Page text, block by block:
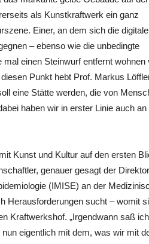
als Kunstkraftwerk ein ganz
Einer, an dem sich die digitale
– ebenso wie die unbedingte
einen Steinwurf entfernt wohnen
Punkt hebt Prof. Markus
eine Stätte werden, die von
haben wir in erster Linie auch an
Kunst und Kultur auf den ersten
genauer gesagt der
(IMISE) an der
Herausforderungen sucht – womit
Kraftwerkshof. „Irgendwann saß
eigentlich mit dem, was wir mit